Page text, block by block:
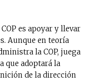
es apoyar y llevar
Aunque en teoría
la COP, juega
que adoptará la
de la dirección